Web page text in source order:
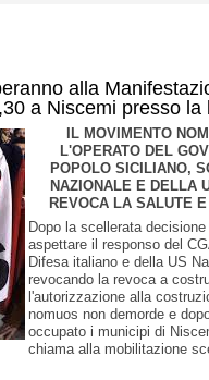
alla
a Niscemi presso la
IL MOVIMENTO
L'OPERATO DEL
POPOLO SICILIANO,
NAZIONALE E DELLA
REVOCA LA SALUTE
Dopo la scellerata
aspettare il responso del
Difesa italiano e della US
revocando la revoca a
l'autorizzazione alla
nomuos non demorde e
occupato i municipi di
chiama alla mobilitazione